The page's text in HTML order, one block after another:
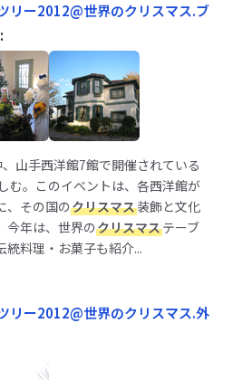
リー2012@世界のクリスマス.ブ
:
山手西洋館7館で開催されている
む。このイベントは、各西洋館が
、その国のクリスマス装飾と文化
今年は、世界のクリスマステーブ
料理・お菓子も紹介...
リー2012@世界のクリスマス.外